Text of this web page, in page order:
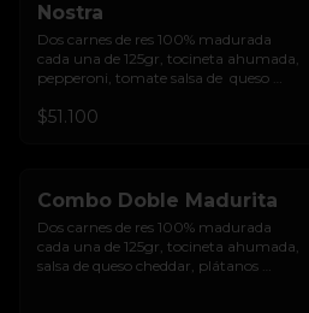
Nostra
Dos carnes de res 100% madurada
cada una de 125gr, tocineta ahumada,
pepperoni, tomate salsa de  queso
de arándanos, salsa rosada de
$51.100
Combo Doble Madurita
Dos carnes de res 100% madurada
cada una de 125gr, tocineta ahumada,
salsa de queso cheddar, plátanos